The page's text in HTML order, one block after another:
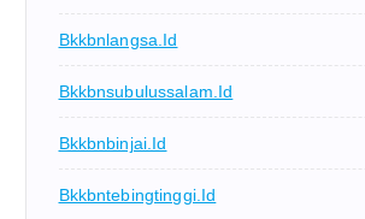
Bkkbnlangsa.id
Bkkbnsubulussalam.id
Bkkbnbinjai.id
Bkkbntebingtinggi.id